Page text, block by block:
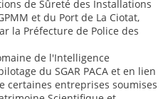
de Sûreté des Installations
et du Port de La Ciotat,
la Préfecture de Police des
de l'Intelligence
du SGAR PACA et en lien
certaines entreprises soumises